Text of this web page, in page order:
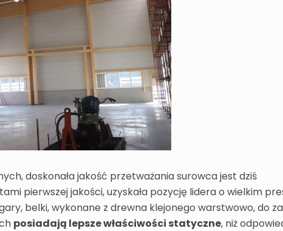
doskonała jakość przetważania surowca jest dziś
pierwszej jakości, uzyskała pozycję lidera o wielkim
belki, wykonane z drewna klejonego warstwowo, do
posiadają lepsze właściwości statyczne, niż